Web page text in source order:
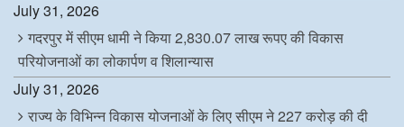
July 31, 2026
गदरपुर में सीएम धामी ने किया 2,830.07 लाख रूपए की विकास
परियोजनाओं का लोकार्पण व शिलान्यास
July 31, 2026
राज्य के विभिन्न विकास योजनाओं के लिए सीएम ने 227 करोड़ की दी